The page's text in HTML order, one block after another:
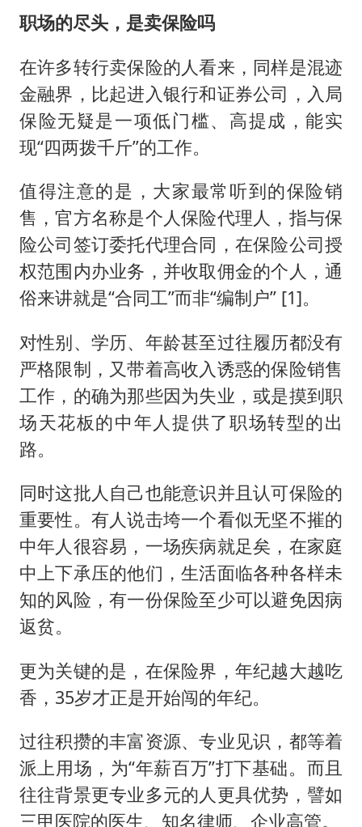
职场的尽头，是卖保险吗
在许多转行卖保险的人看来，同样是混迹
金融界，比起进入银行和证券公司，入局
保险无疑是一项低门槛、高提成，能实
现“四两拨千斤”的工作。
值得注意的是，大家最常听到的保险销
售，官方名称是个人保险代理人，指与保
险公司签订委托代理合同，在保险公司授
权范围内办业务，并收取佣金的个人，通
俗来讲就是“合同工”而非“编制户” [1]。
对性别、学历、年龄甚至过往履历都没有
严格限制，又带着高收入诱惑的保险销售
工作，的确为那些因为失业，或是摸到职
场天花板的中年人提供了职场转型的出
路。
同时这批人自己也能意识并且认可保险的
重要性。有人说击垮一个看似无坚不摧的
中年人很容易，一场疾病就足矣，在家庭
中上下承压的他们，生活面临各种各样未
知的风险，有一份保险至少可以避免因病
返贫。
更为关键的是，在保险界，年纪越大越吃
香，35岁才正是开始闯的年纪。
过往积攒的丰富资源、专业见识，都等着
派上用场，为“年薪百万”打下基础。而且
往往背景更专业多元的人更具优势，譬如
三甲医院的医生、知名律师、企业高管。